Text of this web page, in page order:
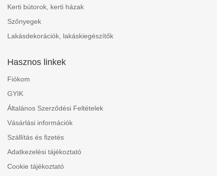
Kerti bútorok, kerti házak
Szőnyegek
Lakásdekorációk, lakáskiegészítők
Hasznos linkek
Fiókom
GYIK
Általános Szerződési Feltételek
Vásárlási információk
Szállítás és fizetés
Adatkezelési tájékoztató
Cookie tájékoztató